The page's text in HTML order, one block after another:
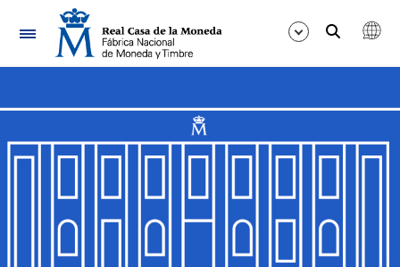
Navegación
Mostrar/Ocultar
Mostrar/Ocultar
Mostrar/Ocultar